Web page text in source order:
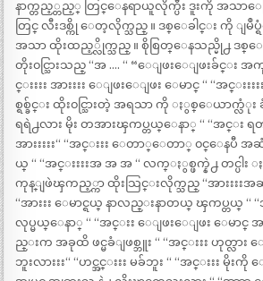
နာက္တည့္တည့္ တြင္ေနရာယူလိုက္ပီး ဒူးကို အသာေ
တြင္ လီးဒစ္ကို ေတ့လိုက္သည္ ။ ဒစ္ေခါင္း ကို
အသာ ထိုးထည့္လိုက္သည္ ။ စိုစြတ္ေနသည္မို႕ ဒစ္ေ
တိုး၀င္သြားသည္ “အ …. “ “ေျဖးေျဖးခ်င္း
င္းးးး အားးးး ေျဖးေျဖး ေမာင္ “ “အင္းးး
စ္ရစ္ခ်င္း ထိုး၀င္သြားတဲ့ အရသာ ကို ႏွစ္ေယာက္လံုး
ရရဲ႕လား မိုး တအားၾကပ္တယ္ေနာ္ “ “အင္
အားးးးး“ “အင္းးး ေတာ္ေတာ္ ၀င္ေနပီ
ယ္ “ “အင္းးးးအ အ အ “ လက္ႏွစ္ဖက္နဲ႕ တင္ပါ
ကုန္ျဖဲၾကည့္ကာ ထိုးသြင္းလိုက္သည္ “အားးးးအဆံု
“အားးး ေမာင္ရယ္ နာလည္းနာတယ္ ၾကပ္တယ္ “
လုပ္မယ္ေနာ္ “ “အင္းး ေျဖးေျဖး ေမာင္ အာ
ည္းက အခုထိ ဖင္မခံျဖစ္ဘူး “ “အင္းးး ဟုတ္လား
ဘူးလားးး“ “ဟင္အင္းးး မခ်ဘူး “ “အင္းးး မိုးကို